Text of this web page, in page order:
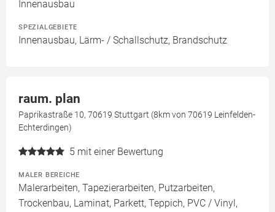
Innenausbau
SPEZIALGEBIETE
Innenausbau, Lärm- / Schallschutz, Brandschutz
raum. plan
Paprikastraße 10, 70619 Stuttgart (8km von 70619 Leinfelden-
Echterdingen)
5 mit einer Bewertung
MALER BEREICHE
Malerarbeiten, Tapezierarbeiten, Putzarbeiten,
Trockenbau, Laminat, Parkett, Teppich, PVC / Vinyl,